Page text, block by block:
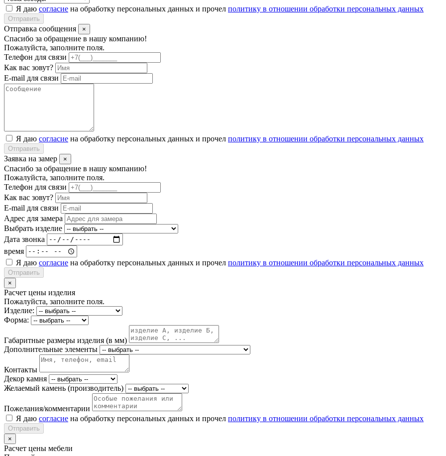
Я даю согласие на обработку персональных данных и прочел политику в отношении обработки персональных данных
Отправить
Отправка сообщения ×
Спасибо за обращение в нашу компанию!
Пожалуйста, заполните поля.
Телефон для связи
Как вас зовут?
E-mail для связи
Я даю согласие на обработку персональных данных и прочел политику в отношении обработки персональных данных
Отправить
Заявка на замер ×
Спасибо за обращение в нашу компанию!
Пожалуйста, заполните поля.
Телефон для связи
Как вас зовут?
E-mail для связи
Адрес для замера
Выбрать изделие
Дата звонка
время
Я даю согласие на обработку персональных данных и прочел политику в отношении обработки персональных данных
Отправить
×
Расчет цены изделия
Пожалуйста, заполните поля.
Изделие:
Форма:
Габаритные размеры изделия (в мм)
Дополнительные элементы
Контакты
Декор камня
Желаемый камень (производитель)
Пожелания/комментарии
Я даю согласие на обработку персональных данных и прочел политику в отношении обработки персональных данных
Отправить
×
Расчет цены мебели